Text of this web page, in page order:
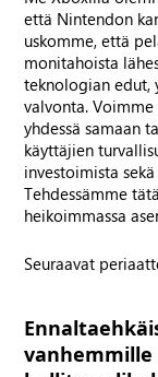
että Nintendon
uskomme, että
monitahoista
teknologian edut,
valvonta.
yhdessä samaan
käyttäjien
investoimista
Tehdessämme
heikoimmassa
Seuraavat